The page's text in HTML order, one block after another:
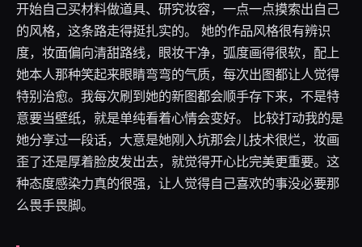
开始自己买材料做道具、研究妆容，一点一点摸索出自己
的风格，这条路走得挺扎实的。 她的作品风格很有辨识
度，妆面偏向清甜路线，眼妆干净，弧度画得很软，配上
她本人那种笑起来眼睛弯弯的气质，每次出图都让人觉得
特别治愈。我每次刷到她的新图都会顺手存下来，不是特
意要当壁纸，就是单纯看着心情会变好。 比较打动我的是
她分享过一段话，大意是她刚入坑那会儿技术很烂，妆画
歪了还是厚着脸皮发出去，就觉得开心比完美更重要。这
种态度感染力真的很强，让人觉得自己喜欢的事没必要那
么畏手畏脚。